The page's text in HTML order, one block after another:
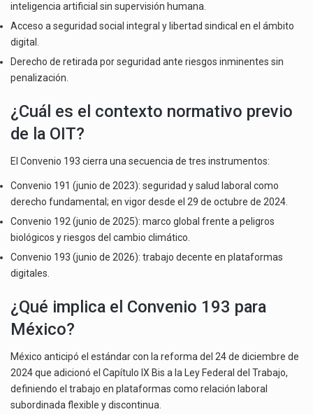
inteligencia artificial sin supervisión humana.
Acceso a seguridad social integral y libertad sindical en el ámbito
digital.
Derecho de retirada por seguridad ante riesgos inminentes sin
penalización.
¿Cuál es el contexto normativo previo
de la OIT?
El Convenio 193 cierra una secuencia de tres instrumentos:
Convenio 191 (junio de 2023): seguridad y salud laboral como
derecho fundamental; en vigor desde el 29 de octubre de 2024.
Convenio 192 (junio de 2025): marco global frente a peligros
biológicos y riesgos del cambio climático.
Convenio 193 (junio de 2026): trabajo decente en plataformas
digitales.
¿Qué implica el Convenio 193 para
México?
México anticipó el estándar con la reforma del 24 de diciembre de
2024 que adicionó el Capítulo IX Bis a la Ley Federal del Trabajo,
definiendo el trabajo en plataformas como relación laboral
subordinada flexible y discontinua.